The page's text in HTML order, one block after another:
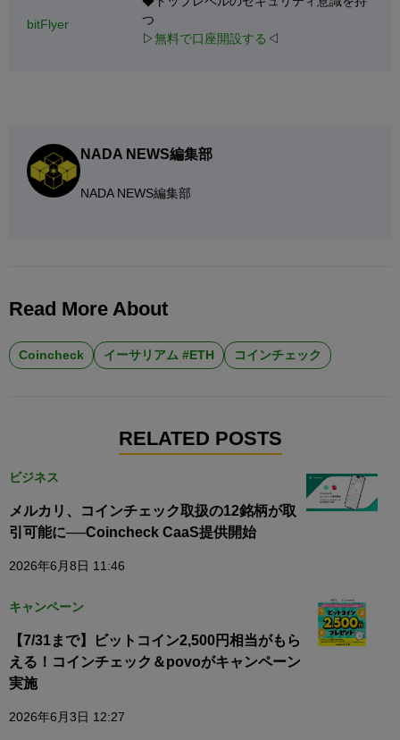
bitFlyer
つ
▷無料で口座開設する ◁
NADA NEWS編集部
NADA NEWS編集部
Read More About
Coincheck イーサリアム #ETH コインチェック
RELATED POSTS
ビジネス
メルカリ、コインチェック取扱の12銘柄が取
引可能に──Coincheck CaaS提供開始
2026年6月8日 11:46
キャンペーン
【7/31まで】ビットコイン2,500円相当がもら
える！コインチェック＆povoがキャンペーン
実施
2026年6月3日 12:27